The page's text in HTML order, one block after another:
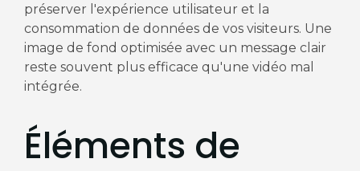
préserver l'expérience utilisateur et la
consommation de données de vos visiteurs. Une
image de fond optimisée avec un message clair
reste souvent plus efficace qu'une vidéo mal
intégrée.
Éléments de